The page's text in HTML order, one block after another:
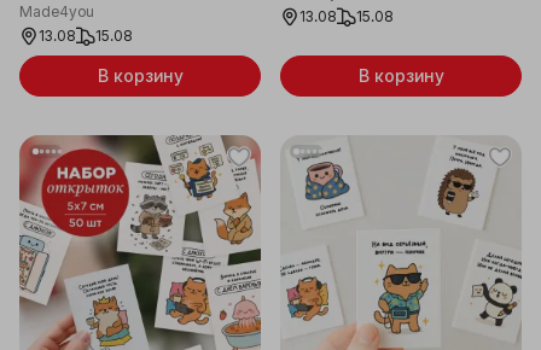
Made4you
13.08
15.08
В корзину
13.08
15.08
В корзину